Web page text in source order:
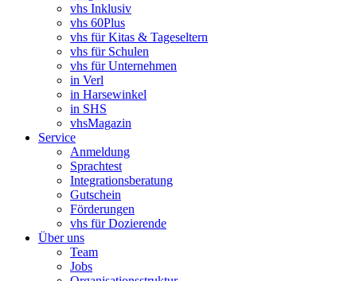
vhs Inklusiv
vhs 60Plus
vhs für Kitas & Tageseltern
vhs für Schulen
vhs für Unternehmen
in Verl
in Harsewinkel
in SHS
vhsMagazin
Service
Anmeldung
Sprachtest
Integrationsberatung
Gutschein
Förderungen
vhs für Dozierende
Über uns
Team
Jobs